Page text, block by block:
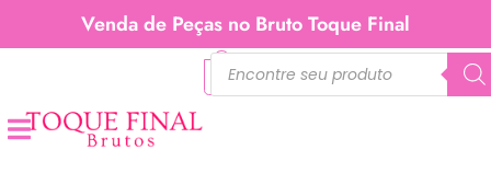
Venda de Peças no Bruto Toque Final